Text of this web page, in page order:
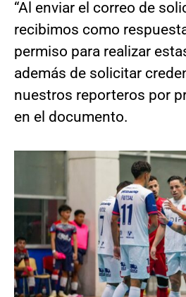
“Al enviar el correo de
recibimos como
permiso para realizar
además de solicitar
nuestros reporteros por
en el documento.